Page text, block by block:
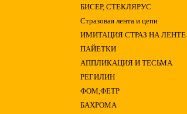
БИСЕР, СТЕКЛЯРУС
Стразовая лента и цепи
ИМИТАЦИЯ СТРАЗ НА ЛЕНТЕ
ПАЙЕТКИ
АППЛИКАЦИЯ И ТЕСЬМА
РЕГИЛИН
ФОМ,ФЕТР
БАХРОМА